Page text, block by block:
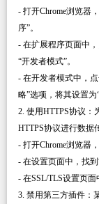
- 打开Chrome浏览器
序”。
- 在扩展程序页面中
“开发者模式”。
- 在开发者模式中，
略”选项，将其设置为“
2. 使用HTTPS协议：
HTTPS协议进行数据
- 打开Chrome浏览器
- 在设置页面中，找到
- 在SSL/TLS设置页面
3. 禁用第三方插件：